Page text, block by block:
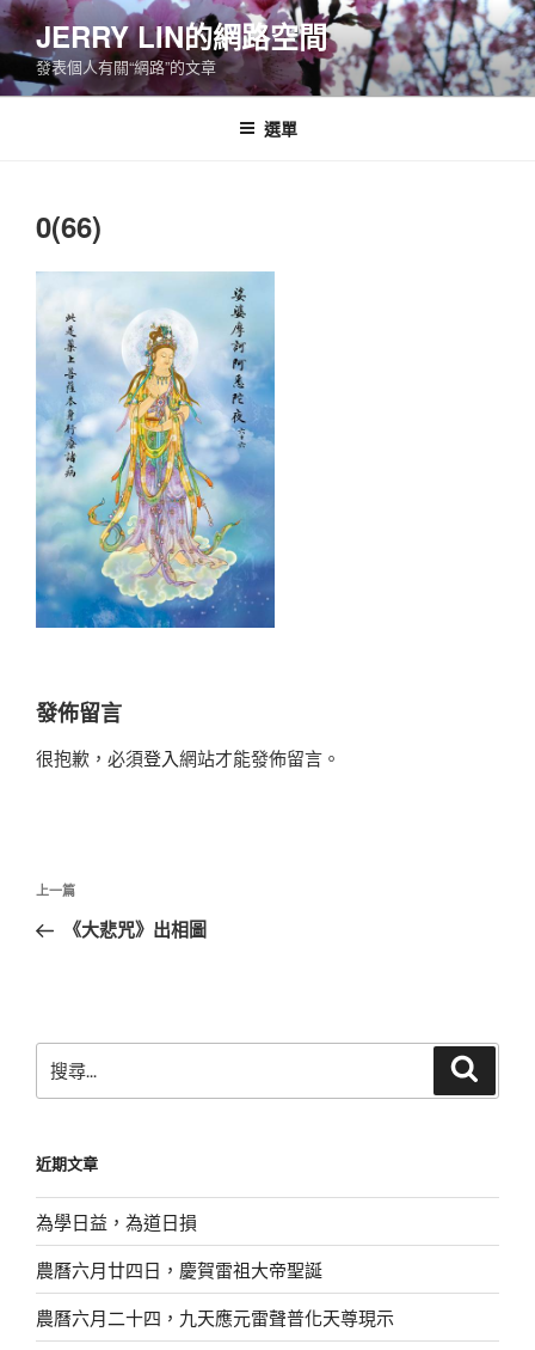
跳
至
主
要
JERRY LIN的網路空間
發表個人有關“網路”的文章
選單
0(66)
發佈留言
很抱歉，必須登入網站才能發佈留言。
文
導
上
一
上一篇
《大悲咒》出相圖
尋
字:
近期文章
為學日益，為道日損
農曆六月廿四日，慶賀雷祖大帝聖誕
農曆六月二十四，九天應元雷聲普化天尊現示